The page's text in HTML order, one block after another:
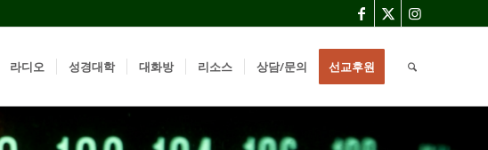
라디오 성경대학 대화방 리소스 상담/문의 선교후원